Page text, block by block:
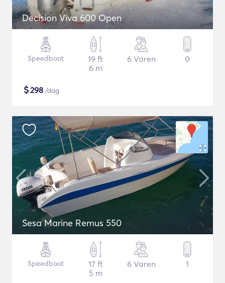
Decision Viva 600 Open
Speedboot
19 ft
6 m
6 Varen 0
$298 /dag
Sesa Marine Remus 550
Speedboot
17 ft
5 m
6 Varen 1